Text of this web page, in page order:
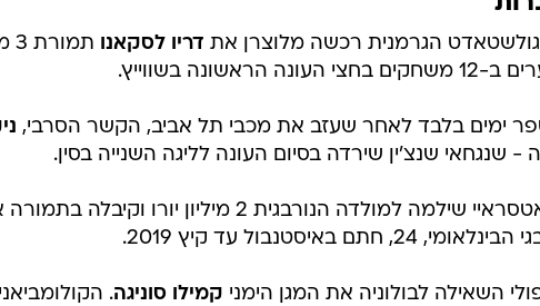
הגרמנית רכשה מלוצרן את דריו לסקאנו
ימים בלבד לאחר שעזב את מכבי תל אביב, הקשר הסרבי,
- שנגחאי שנצ'ין שירדה בסיום העונה לליגה השנייה בסין.
שילמה למולדה הנורבגית 2 מיליון יורו וקיבלה בתמורה את המגן הימני
24, חתם באיסטנבול עד קיץ 2019.
השאילה לבולוניה את המגן הימני קמילו סוניגה